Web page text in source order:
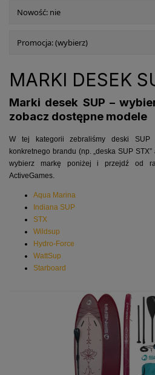
Nowość: nie
Promocja: (wybierz)
MARKI DESEK
Marki desek SUP –
zobacz dostępne modele
W tej kategorii zebraliśmy deski SUP
konkretnego brandu (np. „deska SUP
wybierz markę poniżej i przejdź od
ActiveGames.
Aqua Marina
Indiana SUP
STX
Wildsup
Hydro-Force
WattSup
Starboard